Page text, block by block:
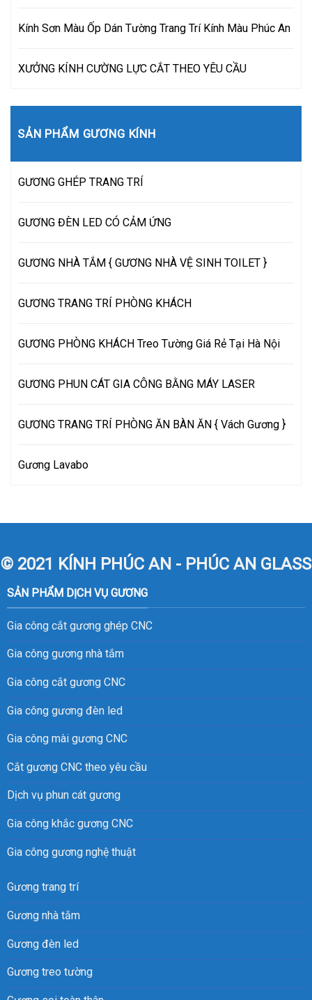
Kính Sơn Màu Ốp Dán Tường Trang Trí Kính Màu Phúc An
XƯỞNG KÍNH CƯỜNG LỰC CẮT THEO YÊU CẦU
SẢN PHẨM GƯƠNG KÍNH
GƯƠNG GHÉP TRANG TRÍ
GƯƠNG ĐÈN LED CÓ CẢM ỨNG
GƯƠNG NHÀ TẮM { GƯƠNG NHÀ VỆ SINH TOILET }
GƯƠNG TRANG TRÍ PHÒNG KHÁCH
GƯƠNG PHÒNG KHÁCH Treo Tường Giá Rẻ Tại Hà Nội
GƯƠNG PHUN CÁT GIA CÔNG BẰNG MÁY LASER
GƯƠNG TRANG TRÍ PHÒNG ĂN BÀN ĂN { Vách Gương }
Gương Lavabo
© 2021 KÍNH PHÚC AN - PHÚC AN GLASS
SẢN PHẨM DỊCH VỤ GƯƠNG
Gia công cắt gương ghép CNC
Gia công gương nhà tắm
Gia công cắt gương CNC
Gia công gương đèn led
Gia công mài gương CNC
Cắt gương CNC theo yêu cầu
Dịch vụ phun cát gương
Gia công khắc gương CNC
Gia công gương nghệ thuật
Gương trang trí
Gương nhà tắm
Gương đèn led
Gương treo tường